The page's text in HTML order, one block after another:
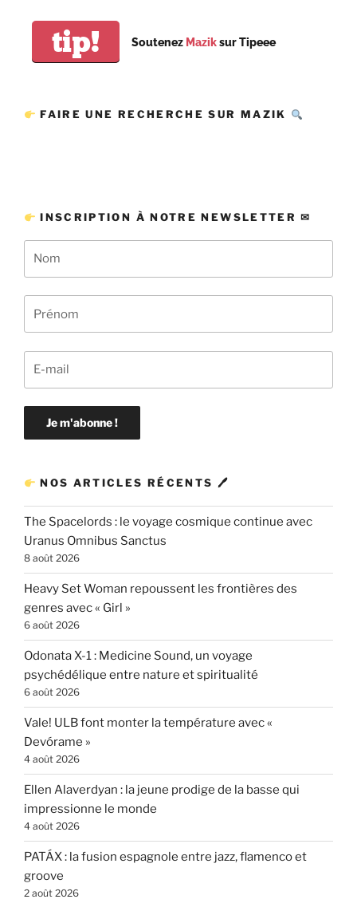
tip! Soutenez Maziksur Tipeee
FAIRE UNE RECHERCHE SUR MAZIK
INSCRIPTION À NOTRE NEWSLETTER ✉
NOS ARTICLES RÉCENTS 🖊
The Spacelords : le voyage cosmique continue avec
Uranus Omnibus Sanctus
8 août 2026
Heavy Set Woman repoussent les frontières des
genres avec « Girl »
6 août 2026
Odonata X-1 : Medicine Sound, un voyage
psychédélique entre nature et spiritualité
6 août 2026
Vale! ULB font monter la température avec «
Devórame »
4 août 2026
Ellen Alaverdyan : la jeune prodige de la basse qui
impressionne le monde
4 août 2026
PATÁX : la fusion espagnole entre jazz, flamenco et
groove
2 août 2026